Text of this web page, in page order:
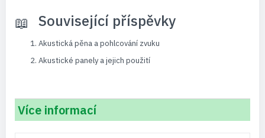
Související příspěvky
Akustická pěna a pohlcování zvuku
Akustické panely a jejich použití
Více informací